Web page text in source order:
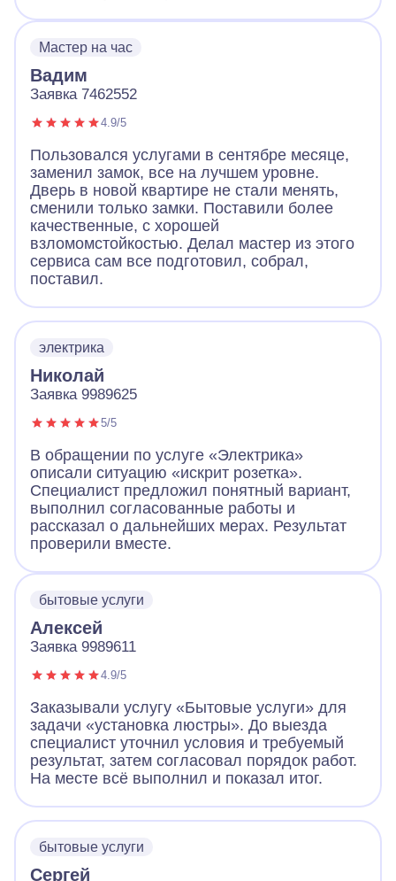
Мастер на час
Вадим
Заявка 7462552
4.9/5
Пользовался услугами в сентябре месяце,
заменил замок, все на лучшем уровне.
Дверь в новой квартире не стали менять,
сменили только замки. Поставили более
качественные, с хорошей
взломомстойкостью. Делал мастер из этого
сервиса сам все подготовил, собрал,
поставил.
электрика
Николай
Заявка 9989625
5/5
В обращении по услуге «Электрика»
описали ситуацию «искрит розетка».
Специалист предложил понятный вариант,
выполнил согласованные работы и
рассказал о дальнейших мерах. Результат
проверили вместе.
бытовые услуги
Алексей
Заявка 9989611
4.9/5
Заказывали услугу «Бытовые услуги» для
задачи «установка люстры». До выезда
специалист уточнил условия и требуемый
результат, затем согласовал порядок работ.
На месте всё выполнил и показал итог.
бытовые услуги
Сергей